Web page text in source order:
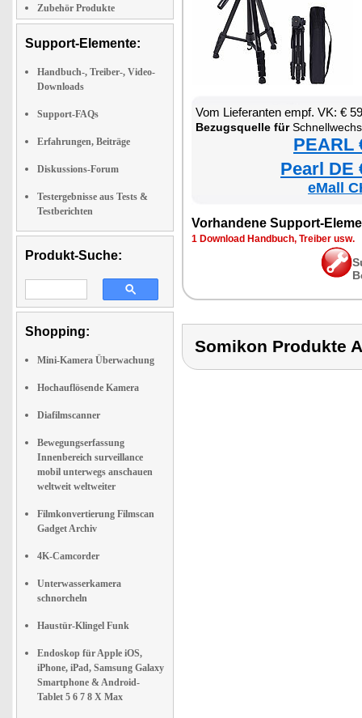
Zubehör Produkte
Support-Elemente:
Handbuch-, Treiber-, Video-
Downloads
Support-FAQs
Erfahrungen, Beiträge
Diskussions-Forum
Testergebnisse aus Tests &
Testberichten
Produkt-Suche:
Shopping:
Mini-Kamera Überwachung
Hochauflösende Kamera
Diafilmscanner
Bewegungserfassung
Innenbereich surveillance
mobil unterwegs anschauen
weltweit weltweiter
Filmkonvertierung Filmscan
Gadget Archiv
4K-Camcorder
Unterwasserkamera
schnorcheln
Haustür-Klingel Funk
Endoskop für Apple iOS,
iPhone, iPad, Samsung Galaxy
Smartphone & Android-
Tablet 5 6 7 8 X Max
Vom Lieferanten empf. VK: €
Bezugsquelle für
PEARL
Pearl DE
eMall
Vorhandene Support-
1 Download Handbuch, Treiber usw.
Somikon Produkte